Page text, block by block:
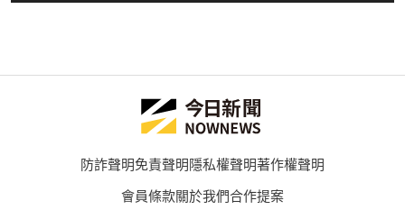
防詐聲明免責聲明隱私權聲明著作權聲明
會員條款關於我們合作提案